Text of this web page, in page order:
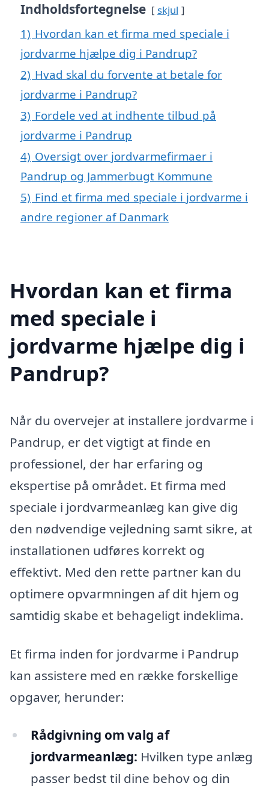
Indholdsfortegnelse skjul
1) Hvordan kan et firma med speciale i
jordvarme hjælpe dig i Pandrup?
2) Hvad skal du forvente at betale for
jordvarme i Pandrup?
3) Fordele ved at indhente tilbud på
jordvarme i Pandrup
4) Oversigt over jordvarmefirmaer i
Pandrup og Jammerbugt Kommune
5) Find et firma med speciale i jordvarme i
andre regioner af Danmark
Hvordan kan et firma
med speciale i
jordvarme hjælpe dig i
Pandrup?
Når du overvejer at installere jordvarme i
Pandrup, er det vigtigt at finde en
professionel, der har erfaring og
ekspertise på området. Et firma med
speciale i jordvarmeanlæg kan give dig
den nødvendige vejledning samt sikre, at
installationen udføres korrekt og
effektivt. Med den rette partner kan du
optimere opvarmningen af dit hjem og
samtidig skabe et behageligt indeklima.
Et firma inden for jordvarme i Pandrup
kan assistere med en række forskellige
opgaver, herunder:
Rådgivning om valg af
jordvarmeanlæg: Hvilken type anlæg
passer bedst til dine behov og din